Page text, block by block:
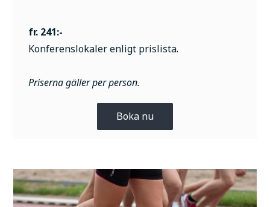
fr. 241:-
Konferenslokaler enligt prislista.
Priserna gäller per person.
Boka nu